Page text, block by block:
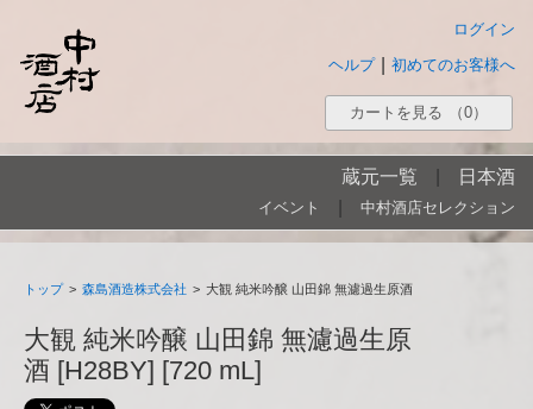
ログイン
初めてのお客様へ
ヘルプ
カートを見る （0）
蔵元一覧 日本酒
イベント 中村酒店セレクション
トップ > 森島酒造株式会社 > 大観 純米吟醸 山田錦 無濾過生原酒
大観 純米吟醸 山田錦 無濾過生原
酒 [H28BY] [720 mL]